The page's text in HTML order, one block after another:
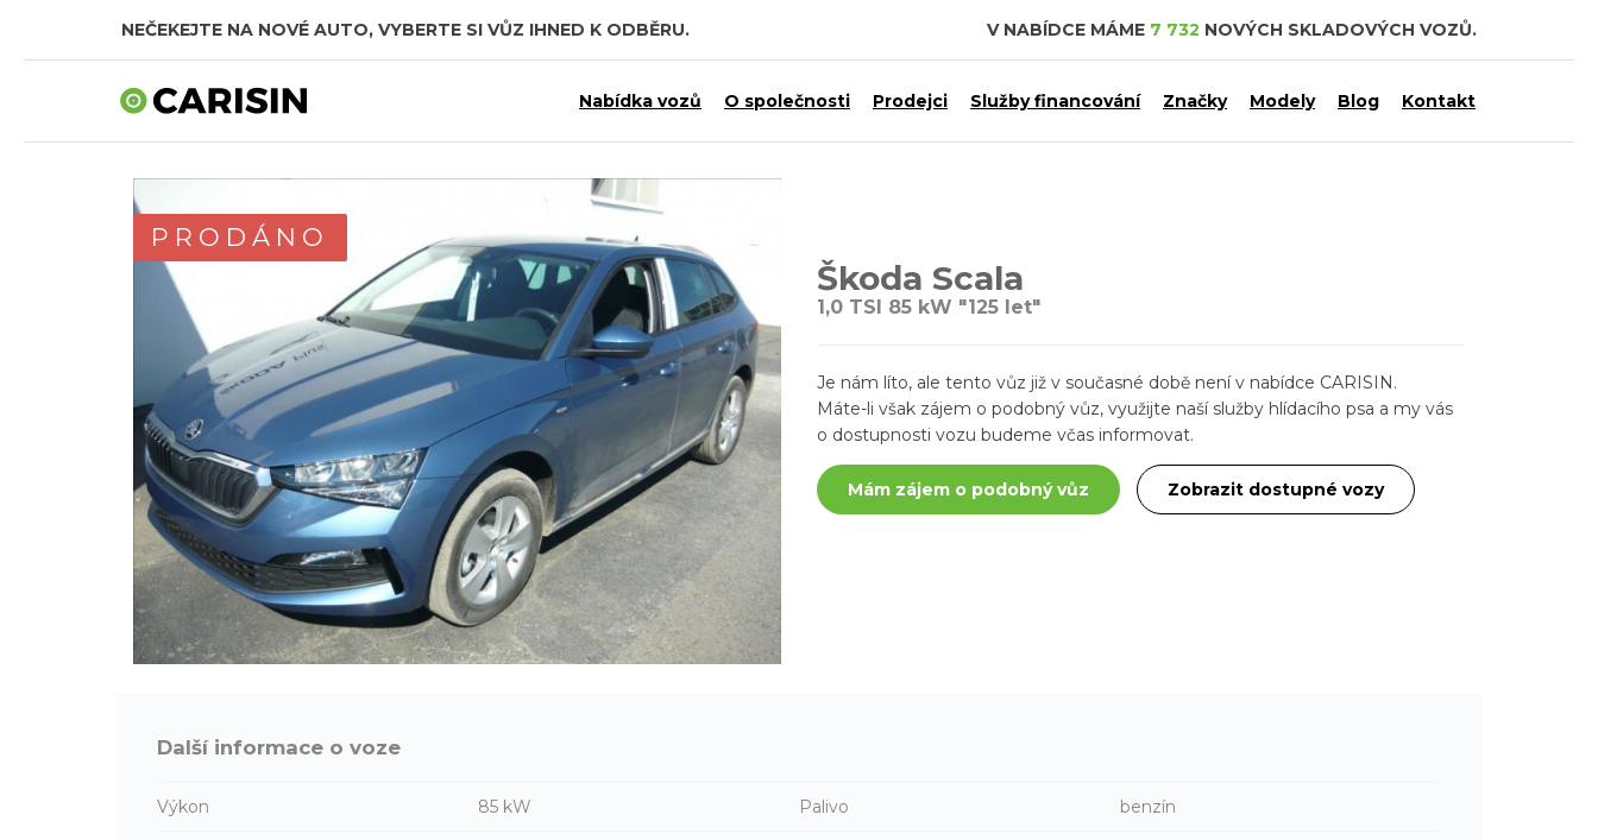
NEČEKEJTE NA NOVÉ AUTO, VYBERTE SI VŮZ IHNED K ODBĚRU.
SKLADOVÁ AUTA V CELKOVÉ HODNOTĚ TÉMĚŘ 7,5 MILIARDY KČ. V NABÍDCE MÁME 7 732 NOVÝCH SKLADOVÝCH VOZŮ.
Nabídka vozů O společnosti Prodejci Služby financování Značky Modely Blog Kontakt
PRODÁNO
Škoda Scala
1,0 TSI 85 kW "125 let"
Je nám líto, ale tento vůz již v současné době není v nabídce CARISIN.
Máte-li však zájem o podobný vůz, využijte naší služby hlídacího psa a my vás
o dostupnosti vozu budeme včas informovat.
Mám zájem o podobný vůz Zobrazit dostupné vozy
Další informace o voze
Výkon 85 kW Palivo benzín